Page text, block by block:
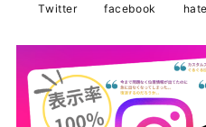
Twitter facebook